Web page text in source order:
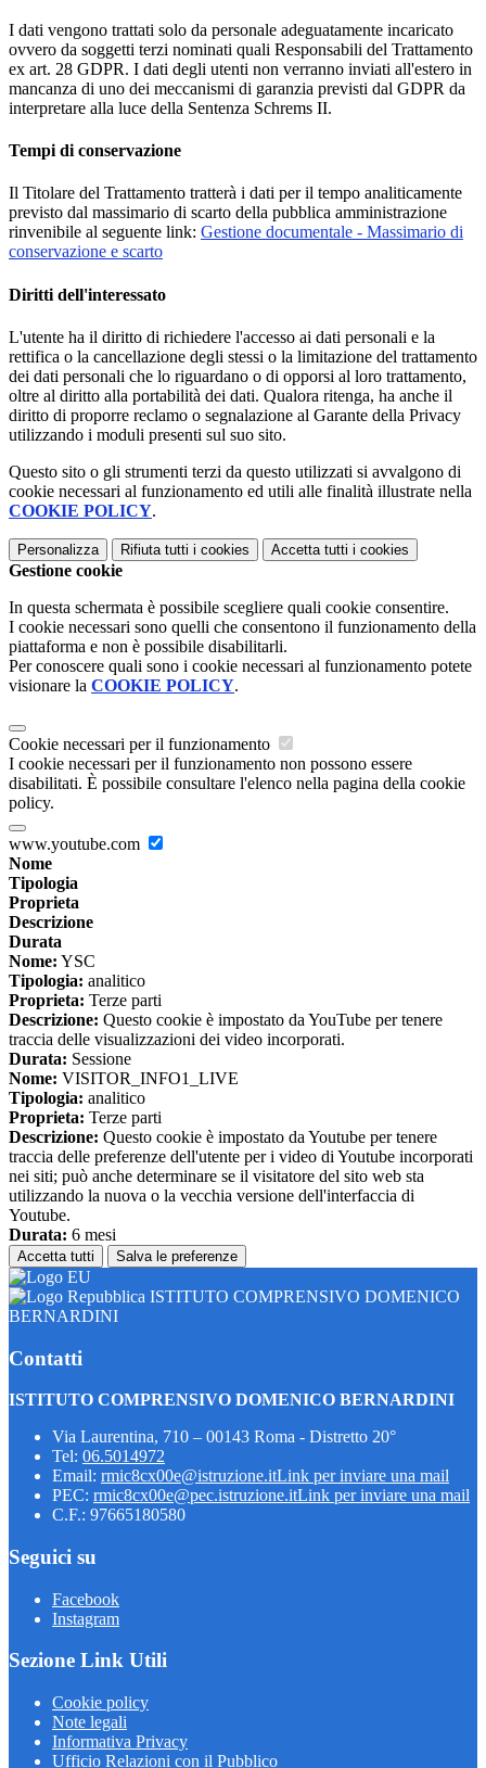
I dati vengono trattati solo da personale adeguatamente incaricato
ovvero da soggetti terzi nominati quali Responsabili del Trattamento
ex art. 28 GDPR. I dati degli utenti non verranno inviati all'estero in
mancanza di uno dei meccanismi di garanzia previsti dal GDPR da
interpretare alla luce della Sentenza Schrems II.
Tempi di conservazione
Il Titolare del Trattamento tratterà i dati per il tempo analiticamente
previsto dal massimario di scarto della pubblica amministrazione
rinvenibile al seguente link: Gestione documentale - Massimario di
conservazione e scarto
Diritti dell'interessato
L'utente ha il diritto di richiedere l'accesso ai dati personali e la
rettifica o la cancellazione degli stessi o la limitazione del trattamento
dei dati personali che lo riguardano o di opporsi al loro trattamento,
oltre al diritto alla portabilità dei dati. Qualora ritenga, ha anche il
diritto di proporre reclamo o segnalazione al Garante della Privacy
utilizzando i moduli presenti sul suo sito.
Questo sito o gli strumenti terzi da questo utilizzati si avvalgono di
cookie necessari al funzionamento ed utili alle finalità illustrate nella
COOKIE POLICY.
Personalizza Rifiuta tutti i cookies Accetta tutti i cookies
Gestione cookie
In questa schermata è possibile scegliere quali cookie consentire.
I cookie necessari sono quelli che consentono il funzionamento della
piattaforma e non è possibile disabilitarli.
Per conoscere quali sono i cookie necessari al funzionamento potete
visionare la COOKIE POLICY.
Cookie necessari per il funzionamento
I cookie necessari per il funzionamento non possono essere
disabilitati. È possibile consultare l'elenco nella pagina della cookie
policy.
www.youtube.com
Nome
Tipologia
Proprieta
Descrizione
Durata
Nome: YSC
Tipologia: analitico
Proprieta: Terze parti
Descrizione: Questo cookie è impostato da YouTube per tenere
traccia delle visualizzazioni dei video incorporati.
Durata: Sessione
Nome: VISITOR_INFO1_LIVE
Tipologia: analitico
Proprieta: Terze parti
Descrizione: Questo cookie è impostato da Youtube per tenere
traccia delle preferenze dell'utente per i video di Youtube incorporati
nei siti; può anche determinare se il visitatore del sito web sta
utilizzando la nuova o la vecchia versione dell'interfaccia di
Youtube.
Durata: 6 mesi
Accetta tutti Salva le preferenze
ISTITUTO COMPRENSIVO DOMENICO
BERNARDINI
Contatti
ISTITUTO COMPRENSIVO DOMENICO BERNARDINI
Via Laurentina, 710 – 00143 Roma - Distretto 20°
Tel: 06.5014972
Email: rmic8cx00e@istruzione.itLink per inviare una mail
PEC: rmic8cx00e@pec.istruzione.itLink per inviare una mail
C.F.: 97665180580
Seguici su
Facebook
Instagram
Sezione Link Utili
Cookie policy
Note legali
Informativa Privacy
Ufficio Relazioni con il Pubblico